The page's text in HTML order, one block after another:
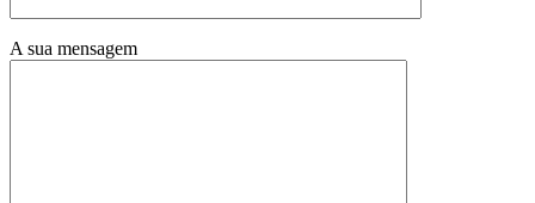
A sua mensagem